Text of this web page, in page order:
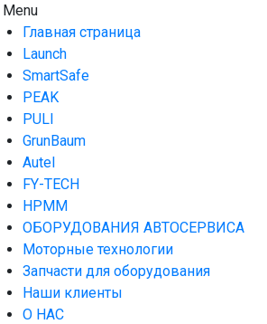
Skip
to
content
AUTO HOUSE
Технологии автосервиса —
Launch в Армении,Launch Armenia
Menu
Главная страница
Launch
SmartSafe
PEAK
PULI
GrunBaum
Autel
FY-TECH
HPMM
ОБОРУДОВАНИЯ АВТОСЕРВИСА
Моторные технологии
Запчасти для оборудования
Наши клиенты
О НАС